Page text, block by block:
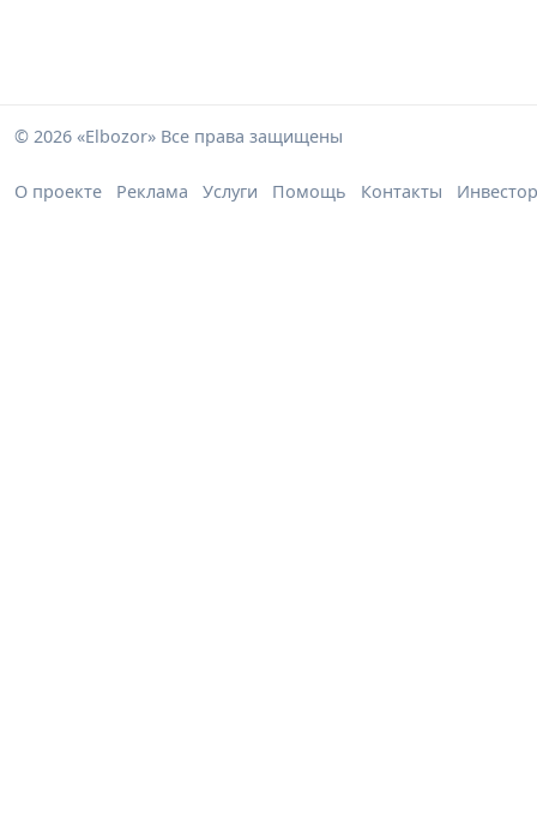
© 2026 «Elbozor» Все права защищены
О проекте Реклама Услуги Помощь Контакты